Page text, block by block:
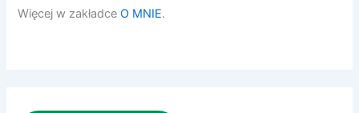
Więcej w zakładceO MNIE.